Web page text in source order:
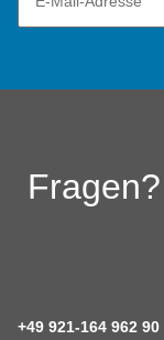
+49 921-164 962 90